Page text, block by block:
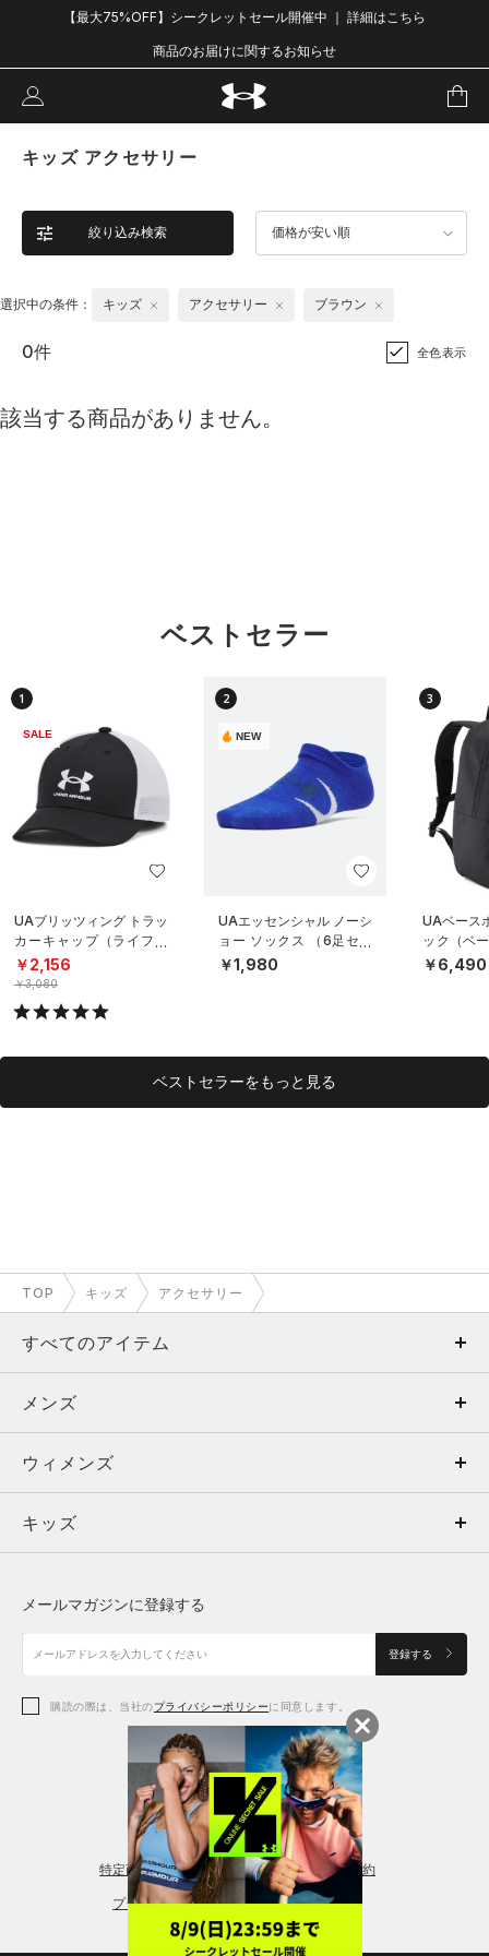
【最大75%OFF】シークレットセール開催中 ｜ 詳細はこちら
商品のお届けに関するお知らせ
キッズ アクセサリー
絞り込み検索 価格が安い順
選択中の条件： キッズ アクセサリー ブラウン
0件 全色表示
該当する商品がありません。
ベストセラー
1
SALE
UAブリッツィング トラッ
カーキャップ（ライフス
タイル/BOYS）
￥2,156
￥3,080
2
NEW
UAエッセンシャル ノーシ
ョー ソックス （6足セッ
ト）（トレーニング/KID
S）
￥1,980
3
UAベース
ック（ベ
S）
￥6,490
ベストセラーをもっと見る
TOP キッズ アクセサリー
すべてのアイテム
メンズ
ウィメンズ
キッズ
アクセサリー
メンズ
トップス
ボトムス
アクセサリー
ウィメンズ
トップス
シューズ
アクセサリー
レギンス＆タイツ
キッズ
シューズ
メールマガジンに登録する
登録する
購読の際は、当社のプライバシーポリシーに同意します。
特定商取引法に基づく通販の表記 会員規約
プライバシーポリシー